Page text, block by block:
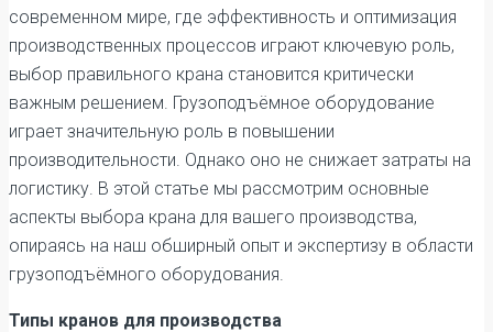
современном мире, где эффективность и оптимизация
производственных процессов играют ключевую роль,
выбор правильного крана становится критически
важным решением. Грузоподъёмное оборудование
играет значительную роль в повышении
производительности. Однако оно не снижает затраты на
логистику. В этой статье мы рассмотрим основные
аспекты выбора крана для вашего производства,
опираясь на наш обширный опыт и экспертизу в области
грузоподъёмного оборудования.
Типы кранов для производства